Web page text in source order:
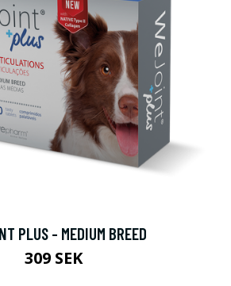
PLUS - MEDIUM BREED
309 SEK